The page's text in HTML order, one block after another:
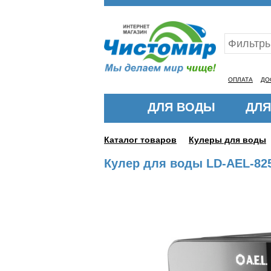
ОПЛАТА
ДЛЯ ВОДЫ
Каталог товаров Кулеры для воды
Кулер для воды LD-AEL-